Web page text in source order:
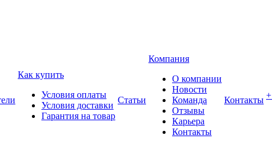
Как купить
Условия оплаты
Условия доставки
Гарантия на товар
Статьи
Компания
О компании
Новости
Команда
Отзывы
Карьера
Контакты
Контакты